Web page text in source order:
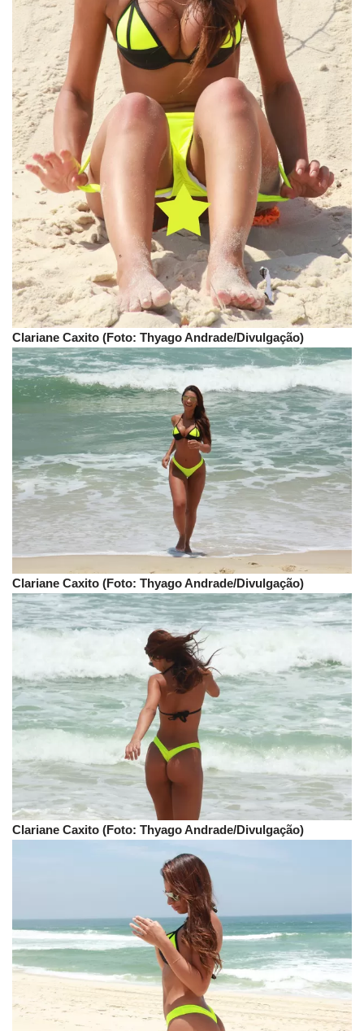
Clariane Caxito (Foto: Thyago Andrade/Divulgação)
Clariane Caxito (Foto: Thyago Andrade/Divulgação)
Clariane Caxito (Foto: Thyago Andrade/Divulgação)